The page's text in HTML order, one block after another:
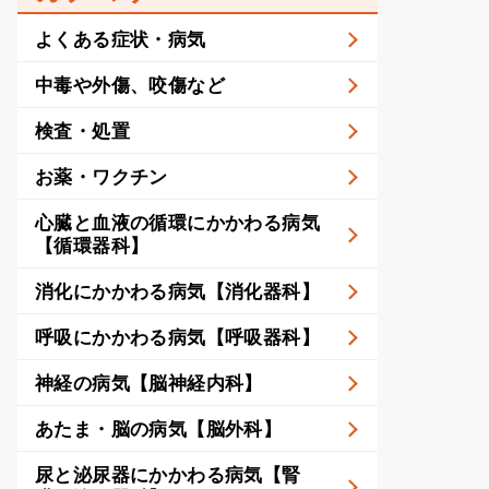
よくある症状・病気
中毒や外傷、咬傷など
検査・処置
お薬・ワクチン
心臓と血液の循環にかかわる病気
【循環器科】
消化にかかわる病気【消化器科】
呼吸にかかわる病気【呼吸器科】
神経の病気【脳神経内科】
あたま・脳の病気【脳外科】
尿と泌尿器にかかわる病気【腎